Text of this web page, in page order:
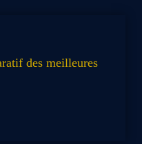
des meilleures